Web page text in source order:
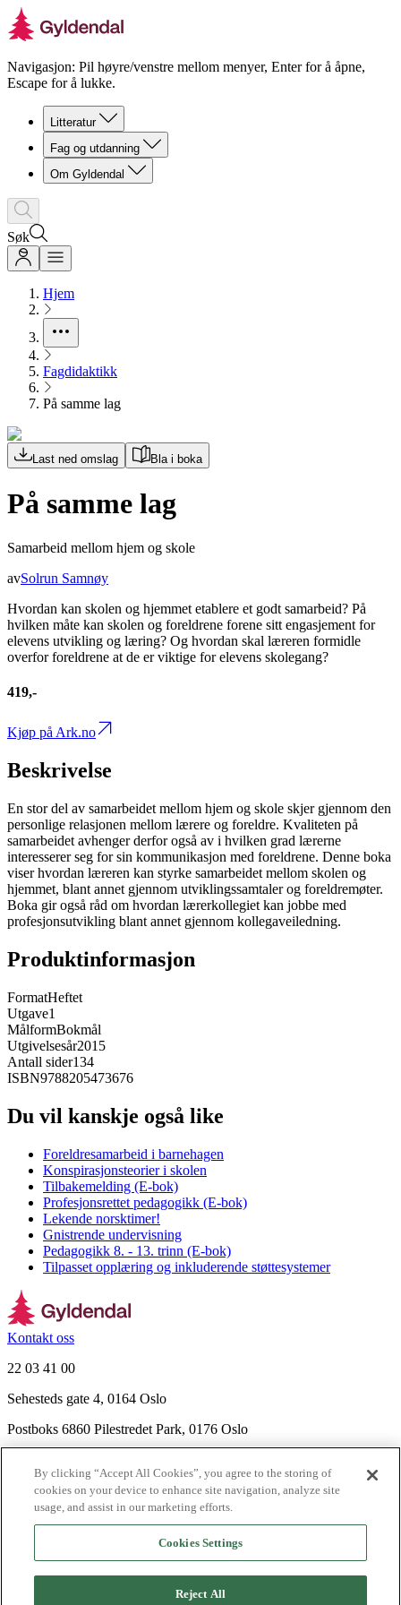
Navigasjon: Pil høyre/venstre mellom menyer, Enter for å åpne,
Escape for å lukke.
Litteratur
Fag og utdanning
Om Gyldendal
Søk
Hjem
Fagdidaktikk
På samme lag
Last ned omslag Bla i boka
På samme lag
Samarbeid mellom hjem og skole
avSolrun Samnøy
Hvordan kan skolen og hjemmet etablere et godt samarbeid? På
hvilken måte kan skolen og foreldrene forene sitt engasjement for
elevens utvikling og læring? Og hvordan skal læreren formidle
overfor foreldrene at de er viktige for elevens skolegang?
419,-
Kjøp på Ark.no
Beskrivelse
En stor del av samarbeidet mellom hjem og skole skjer gjennom den
personlige relasjonen mellom lærere og foreldre. Kvaliteten på
samarbeidet avhenger derfor også av i hvilken grad lærerne
interesserer seg for sin kommunikasjon med foreldrene. Denne boka
viser hvordan læreren kan styrke samarbeidet mellom skolen og
hjemmet, blant annet gjennom utviklingssamtaler og foreldremøter.
Boka gir også råd om hvordan lærerkollegiet kan jobbe med
profesjonsutvikling blant annet gjennom kollegaveiledning.
Produktinformasjon
FormatHeftet
Utgave1
MålformBokmål
Utgivelsesår2015
Antall sider134
ISBN9788205473676
Du vil kanskje også like
Foreldresamarbeid i barnehagen
Konspirasjonsteorier i skolen
Tilbakemelding (E-bok)
Profesjonsrettet pedagogikk (E-bok)
Lekende norsktimer!
Gnistrende undervisning
Pedagogikk 8. - 13. trinn (E-bok)
Tilpasset opplæring og inkluderende støttesystemer
Kontakt oss
22 03 41 00
Sehesteds gate 4, 0164 Oslo
Postboks 6860 Pilestredet Park, 0176 Oslo
Nyhetsbrev
Ledige stillinger
Send inn manus
By clicking “Accept All Cookies”, you agree to the storing of
cookies on your device to enhance site navigation, analyze site
usage, and assist in our marketing efforts.
Cookies Settings
Reject All